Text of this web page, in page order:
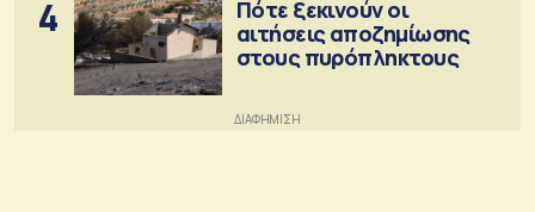
4
Πότε ξεκινούν οι
αιτήσεις αποζημίωσης
στους πυρόπληκτους